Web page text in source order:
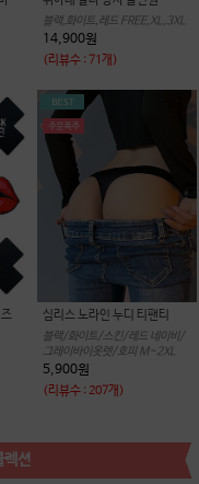
블랙,화이트,레드 FREE,XL,3XL
14,900원
(리뷰수 : 71개)
심리스 노라인 누디 티팬티
블랙/화이트/스킨/레드 네이비/
그레이바이옷렛/호피 M~2XL
5,900원
(리뷰수 : 207개)
션